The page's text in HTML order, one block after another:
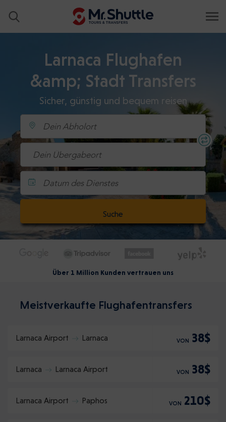
Larnaca Flughafen
&amp; Stadt Transfers
Sicher, günstig und bequem reisen
Datum des Dienstes
Suche
Über 1 Million Kunden vertrauen uns
Meistverkaufte Flughafentransfers
Larnaca Airport Larnaca VON 38$
Larnaca Larnaca Airport VON 38$
Larnaca Airport Paphos VON 210$